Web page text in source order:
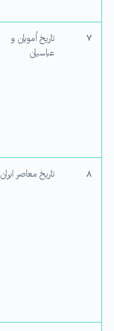
۷
تاریخ اُمویان و
عباسیان
۸ تاریخ معاصر ایران